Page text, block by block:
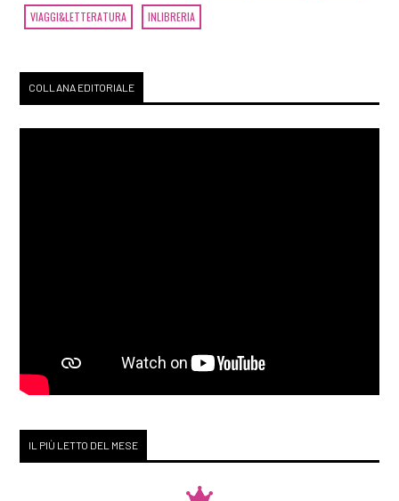
VIAGGI&LETTERATURA INLIBRERIA
COLLANA EDITORIALE
IL PIÙ LETTO DEL MESE